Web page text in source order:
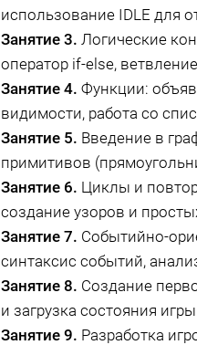
использование IDLE для
Занятие 3. Логические
оператор if-else,
Занятие 4. Функции:
видимости, работа со
Занятие 5. Введение в
примитивов
Занятие 6. Циклы и
создание узоров и
Занятие 7. Событийно-
синтаксис событий,
Занятие 8. Создание
и загрузка состояния
Занятие 9. Разработка